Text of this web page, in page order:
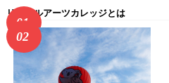
リベラルアーツカレッジとは